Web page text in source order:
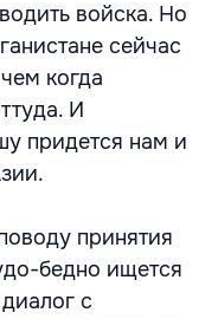
войска. Но
сейчас
когда
И
придется нам и
принятия
бедно ищется
с